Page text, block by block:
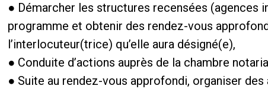
● Démarcher les structures recensées (agences
programme et obtenir des rendez-vous
l’interlocuteur(trice) qu’elle aura désigné(e),
● Conduite d’actions auprès de la chambre
● Suite au rendez-vous approfondi, organiser